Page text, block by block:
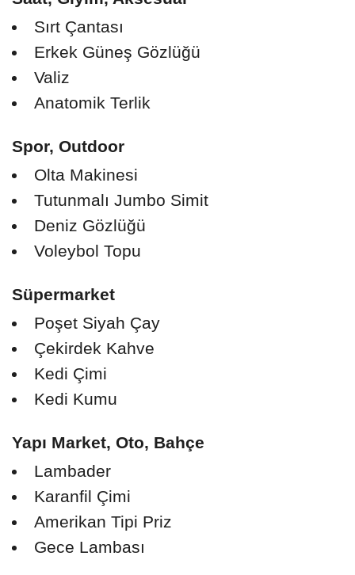
Sırt Çantası
Erkek Güneş Gözlüğü
Valiz
Anatomik Terlik
Spor, Outdoor
Olta Makinesi
Tutunmalı Jumbo Simit
Deniz Gözlüğü
Voleybol Topu
Süpermarket
Poşet Siyah Çay
Çekirdek Kahve
Kedi Çimi
Kedi Kumu
Yapı Market, Oto, Bahçe
Lambader
Karanfil Çimi
Amerikan Tipi Priz
Gece Lambası